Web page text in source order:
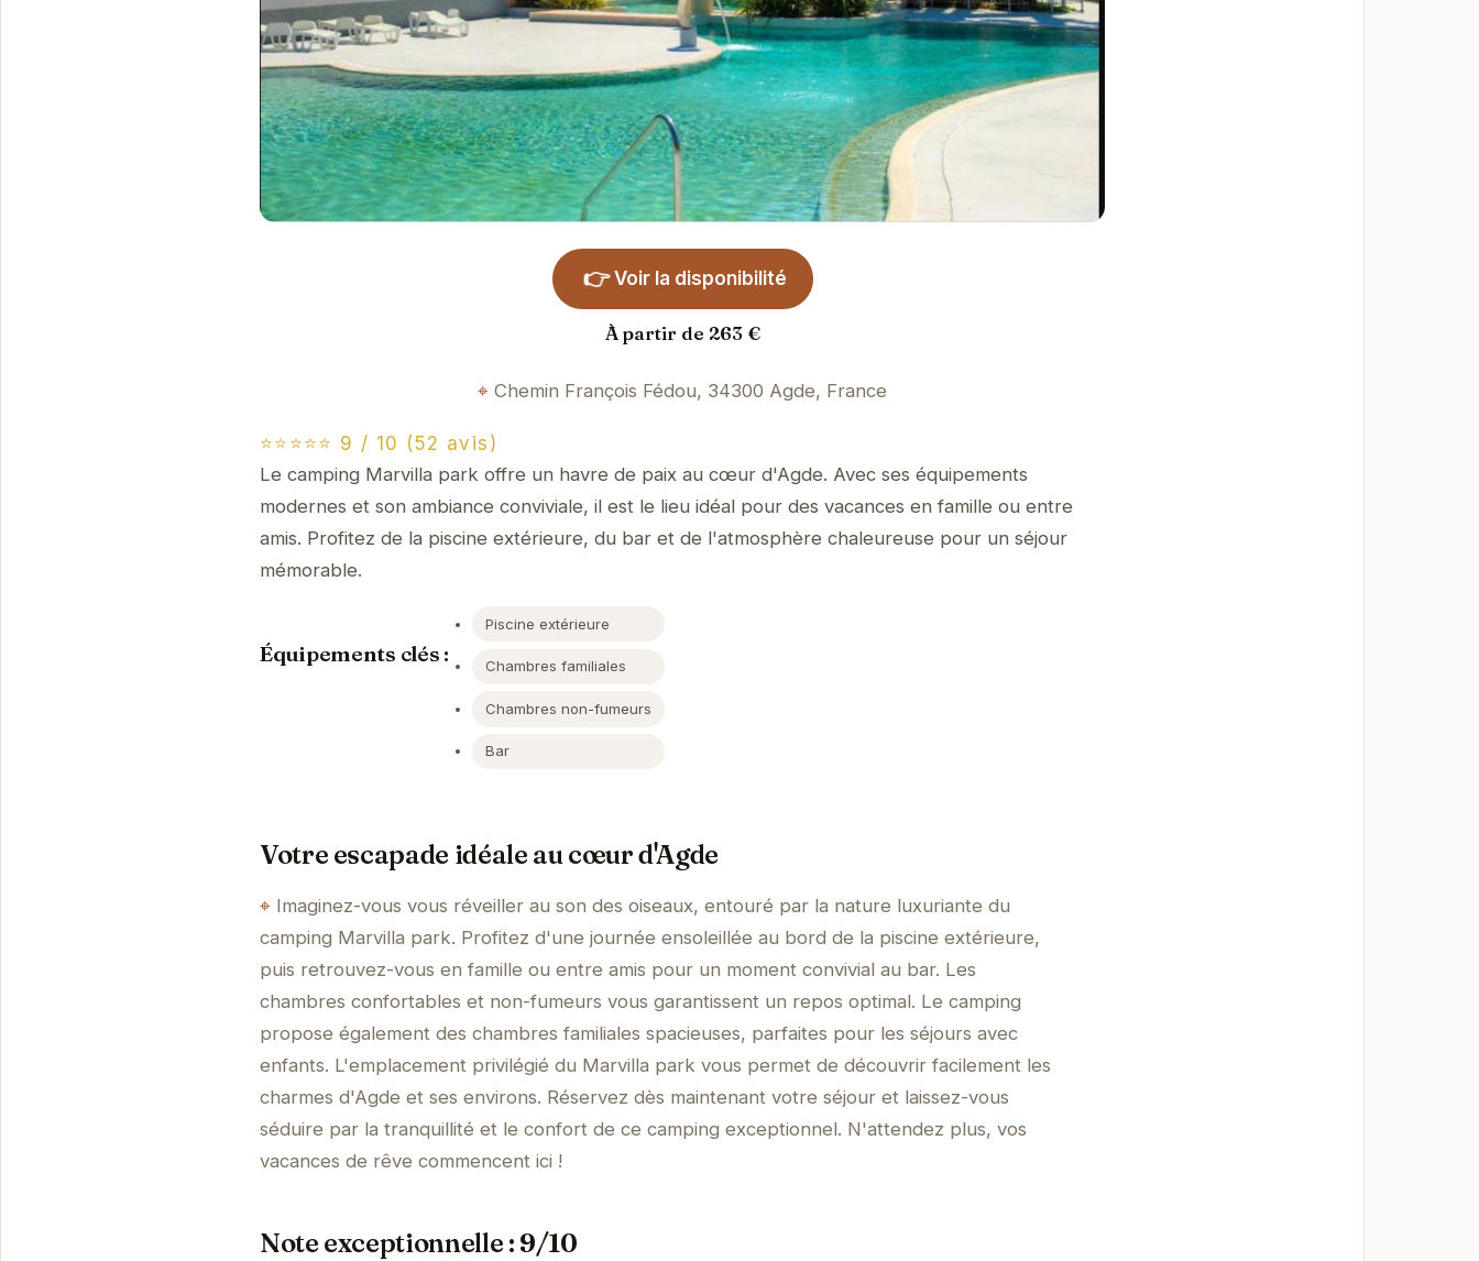
👉 Voir la disponibilité
À partir de 263 €
Chemin François Fédou, 34300 Agde, France
⭐⭐⭐⭐⭐ 9 / 10 (52 avis)
Le camping Marvilla park offre un havre de paix au cœur d'Agde. Avec ses équipements
modernes et son ambiance conviviale, il est le lieu idéal pour des vacances en famille ou entre
amis. Profitez de la piscine extérieure, du bar et de l'atmosphère chaleureuse pour un séjour
mémorable.
Équipements clés :
Piscine extérieure
Chambres familiales
Chambres non-fumeurs
Bar
Votre escapade idéale au cœur d'Agde
Imaginez-vous vous réveiller au son des oiseaux, entouré par la nature luxuriante du
camping Marvilla park. Profitez d'une journée ensoleillée au bord de la piscine extérieure,
puis retrouvez-vous en famille ou entre amis pour un moment convivial au bar. Les
chambres confortables et non-fumeurs vous garantissent un repos optimal. Le camping
propose également des chambres familiales spacieuses, parfaites pour les séjours avec
enfants. L'emplacement privilégié du Marvilla park vous permet de découvrir facilement les
charmes d'Agde et ses environs. Réservez dès maintenant votre séjour et laissez-vous
séduire par la tranquillité et le confort de ce camping exceptionnel. N'attendez plus, vos
vacances de rêve commencent ici !
Note exceptionnelle : 9/10